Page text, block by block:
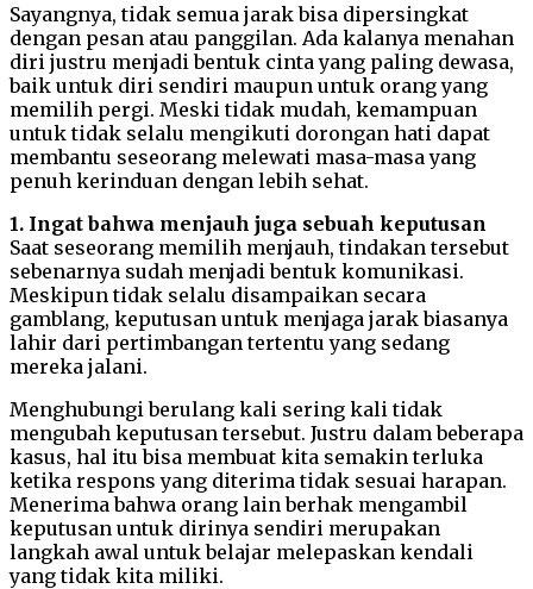
Sayangnya, tidak semua jarak bisa dipersingkat
dengan pesan atau panggilan. Ada kalanya menahan
diri justru menjadi bentuk cinta yang paling dewasa,
baik untuk diri sendiri maupun untuk orang yang
memilih pergi. Meski tidak mudah, kemampuan
untuk tidak selalu mengikuti dorongan hati dapat
membantu seseorang melewati masa-masa yang
penuh kerinduan dengan lebih sehat.
1. Ingat bahwa menjauh juga sebuah keputusan
Saat seseorang memilih menjauh, tindakan tersebut
sebenarnya sudah menjadi bentuk komunikasi.
Meskipun tidak selalu disampaikan secara
gamblang, keputusan untuk menjaga jarak biasanya
lahir dari pertimbangan tertentu yang sedang
mereka jalani.
Menghubungi berulang kali sering kali tidak
mengubah keputusan tersebut. Justru dalam beberapa
kasus, hal itu bisa membuat kita semakin terluka
ketika respons yang diterima tidak sesuai harapan.
Menerima bahwa orang lain berhak mengambil
keputusan untuk dirinya sendiri merupakan
langkah awal untuk belajar melepaskan kendali
yang tidak kita miliki.